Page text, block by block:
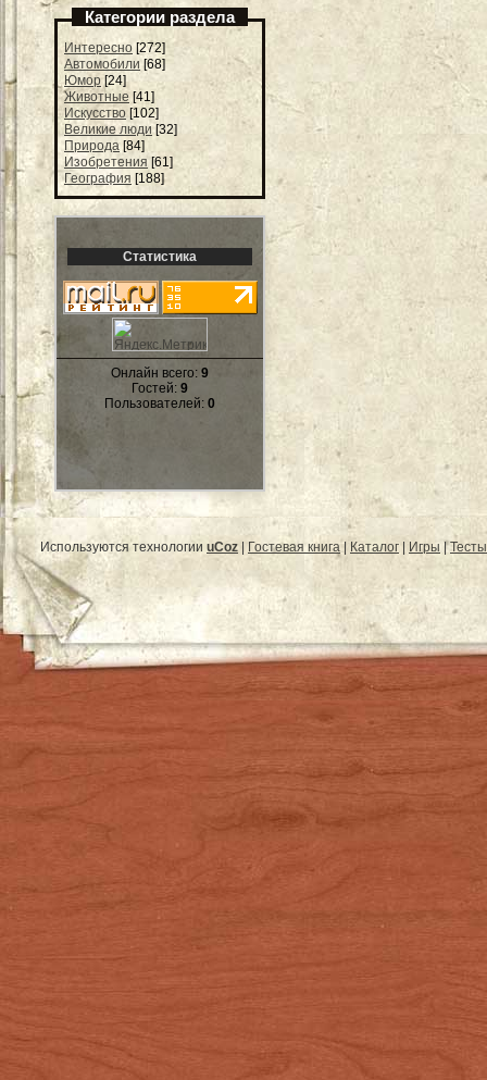
Категории раздела
Интересно [272]
Автомобили [68]
Юмор [24]
Животные [41]
Искусство [102]
Великие люди [32]
Природа [84]
Изобретения [61]
География [188]
Статистика
Онлайн всего: 9
Гостей: 9
Пользователей: 0
Используются технологии uCoz Гостевая книга| Каталог Игры |Тесты